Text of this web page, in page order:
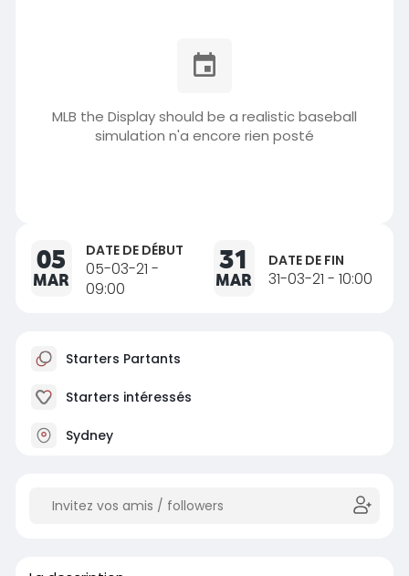
MLB the Display should be a realistic baseball
simulation n'a encore rien posté
05
MAR
DATE DE DÉBUT
05-03-21 -
09:00
31
MAR
DATE DE FIN
31-03-21 - 10:00
Starters Partants
Starters intéressés
Sydney